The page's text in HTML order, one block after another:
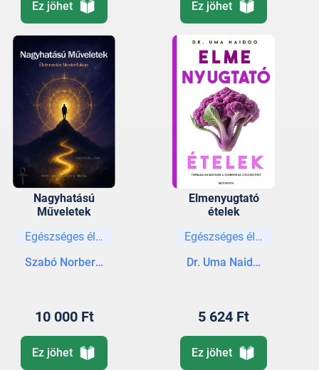
Ez jöhet Ez jöhet
Nagyhatású
Műveletek
Egészséges életmód
Szabó Norbert-Zsolt
10 000 Ft
Ez jöhet
Elmenyugtató
ételek
Egészséges életmód
Dr. Uma Naidoo
5 624 Ft
Ez jöhet